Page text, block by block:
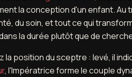
la conception d'un enfant. Au
du soin, et tout ce qui
la durée plutôt que de
la position du sceptre : levé, il
, l'Impératrice forme le couple